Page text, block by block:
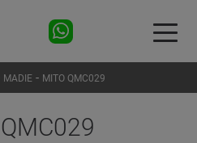
MADIE - MITO QMC029